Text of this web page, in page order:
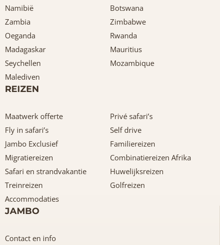
Namibië
Botswana
Zambia
Zimbabwe
Oeganda
Rwanda
Madagaskar
Mauritius
Seychellen
Mozambique
Malediven
REIZEN
Maatwerk offerte
Privé safari’s
Fly in safari’s
Self drive
Jambo Exclusief
Familiereizen
Migratiereizen
Combinatiereizen Afrika
Safari en strandvakantie
Huwelijksreizen
Treinreizen
Golfreizen
Accommodaties
JAMBO
Contact en info